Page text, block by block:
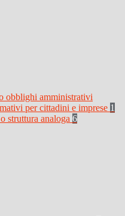
obblighi amministrativi
per cittadini e imprese 1
struttura analoga 6